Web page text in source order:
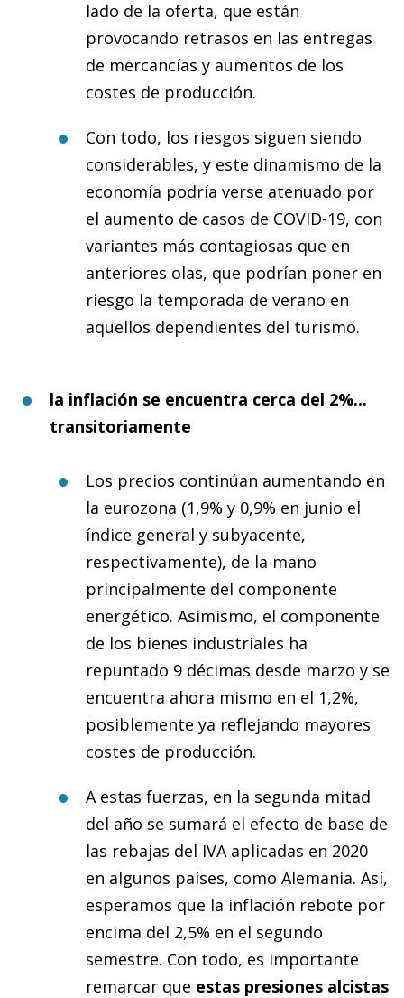
lado de la oferta, que están
provocando retrasos en las entregas
de mercancías y aumentos de los
costes de producción.
Con todo, los riesgos siguen siendo
considerables, y este dinamismo de la
economía podría verse atenuado por
el aumento de casos de COVID-19, con
variantes más contagiosas que en
anteriores olas, que podrían poner en
riesgo la temporada de verano en
aquellos dependientes del turismo.
la inflación se encuentra cerca del 2%...
transitoriamente
Los precios continúan aumentando en
la eurozona (1,9% y 0,9% en junio el
índice general y subyacente,
respectivamente), de la mano
principalmente del componente
energético. Asimismo, el componente
de los bienes industriales ha
repuntado 9 décimas desde marzo y se
encuentra ahora mismo en el 1,2%,
posiblemente ya reflejando mayores
costes de producción.
A estas fuerzas, en la segunda mitad
del año se sumará el efecto de base de
las rebajas del IVA aplicadas en 2020
en algunos países, como Alemania. Así,
esperamos que la inflación rebote por
encima del 2,5% en el segundo
semestre. Con todo, es importante
remarcar que estas presiones alcistas